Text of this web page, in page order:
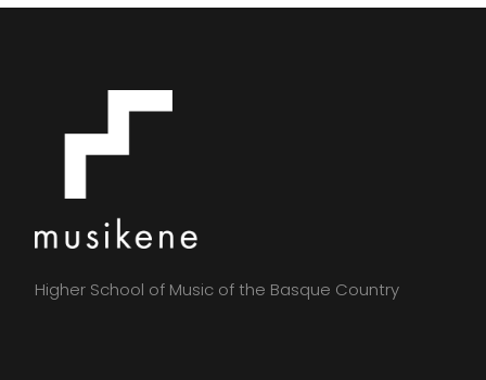
Higher School of Music of the Basque Country